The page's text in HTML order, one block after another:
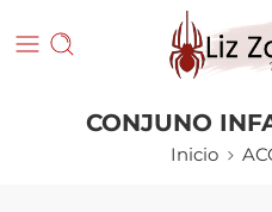
CONJUNO
Inicio